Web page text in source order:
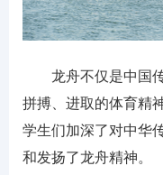
龙舟不仅是中国
拼搏、进取的体育精
学生们加深了对中华
和发扬了龙舟精神。